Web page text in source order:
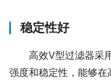
稳定性好
高效V型过滤器采
强度和稳定性，能够在